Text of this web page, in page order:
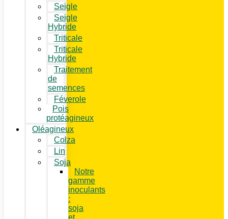
Seigle
Seigle
Hybride
Triticale
Triticale
Hybride
Traitement
de
semences
Féverole
Pois
protéagineux
Oléagineux
Colza
Lin
Soja
Notre
gamme
inoculants
:
soja
et